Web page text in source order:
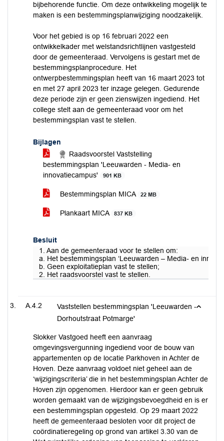
bijbehorende functie. Om deze ontwikkeling mogelijk te
maken is een bestemmingsplanwijziging noodzakelijk.
Voor het gebied is op 16 februari 2022 een
ontwikkelkader met welstandsrichtlijnen vastgesteld
door de gemeenteraad. Vervolgens is gestart met de
bestemmingsplanprocedure. Het
ontwerpbestemmingsplan heeft van 16 maart 2023 tot
en met 27 april 2023 ter inzage gelegen. Gedurende
deze periode zijn er geen zienswijzen ingediend. Het
college stelt aan de gemeenteraad voor om het
bestemmingsplan vast te stellen.
Bijlagen
Raadsvoorstel Vaststelling
bestemmingsplan 'Leeuwarden - Media- en
innovatiecampus'
901 KB
Bestemmingsplan MICA 22 MB
Plankaart MICA 837 KB
Besluit
1. Aan de gemeenteraad voor te stellen om:
a. Het bestemmingsplan ‘Leeuwarden – Media- en
b. Geen exploitatieplan vast te stellen;
2. Het raadsvoorstel vast te stellen.
A.4.2
Vaststellen bestemmingsplan 'Leeuwarden -
Dorhoutstraat Potmarge'
Slokker Vastgoed heeft een aanvraag
omgevingsvergunning ingediend voor de bouw van
appartementen op de locatie Parkhoven in Achter de
Hoven. Deze aanvraag voldoet niet geheel aan de
‘wijzigingscriteria’ die in het bestemmingsplan Achter de
Hoven zijn opgenomen. Hierdoor kan er geen gebruik
worden gemaakt van de wijzigingsbevoegdheid en is er
een bestemmingsplan opgesteld. Op 29 maart 2022
heeft de gemeenteraad besloten voor dit project de
coördinatieregeling op grond van artikel 3.30 van de